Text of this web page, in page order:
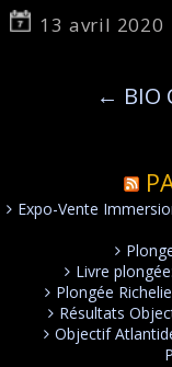
13 avril 2020
← BIO
Expo-Vente
Livre
Plongée
Résultats
Objectif